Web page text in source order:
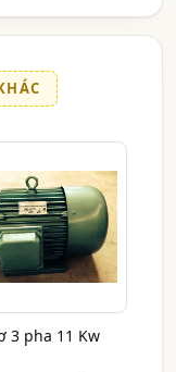
3 pha 11 Kw